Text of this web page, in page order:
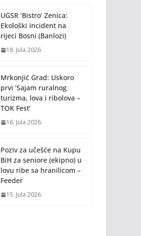
UGSR ‘Bistro’ Zenica:
Ekološki incident na
rijeci Bosni (Banlozi)
18. Jula 2026.
Mrkonjić Grad: Uskoro
prvi ‘Sajam ruralnog
turizma, lova i ribolova –
TOK Fest’
16. Jula 2026.
Poziv za učešće na Kupu
BiH za seniore (ekipno) u
lovu ribe sa hranilicom –
Feeder
15. Jula 2026.